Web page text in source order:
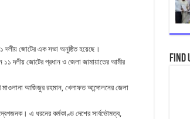
দলীয় জোটের এক সভা অনুষ্ঠিত হয়েছে।
১১ দলীয় জোটের প্রধান ও জেলা জামায়াতের আমীর
মাওলানা আজিজুর রহমান, খেলাফত আন্দোলনের জেলা
এ ধরনের কর্মকাণ্ড দেশের সার্বভৌমত্ব,
Find